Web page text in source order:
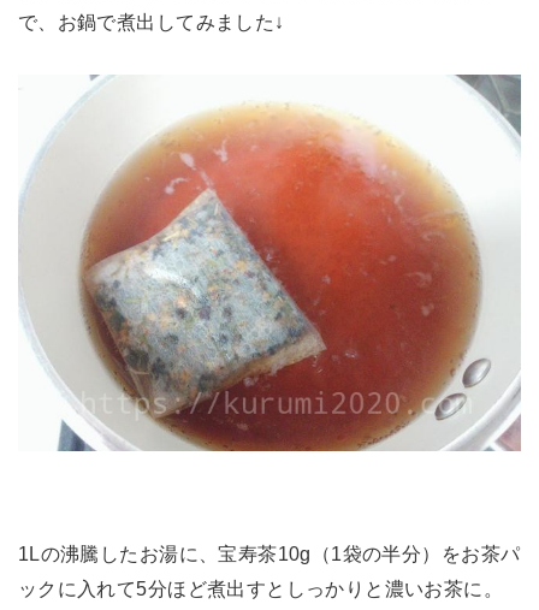
で、お鍋で煮出してみました↓
1Lの沸騰したお湯に、宝寿茶10g（1袋の半分）をお茶パ
ックに入れて5分ほど煮出すとしっかりと濃いお茶に。